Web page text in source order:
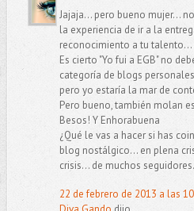
Jajaja... pero bueno mujer...
la experiencia de ir a la
reconocimiento a tu talento...
Es cierto "Yo fui a EGB" no
categoría de blogs
pero yo estaría la mar de
Pero bueno, también molan
Besos! Y Enhorabuena
¿Qué le vas a hacer si has
blog nostálgico... en plena
crisis... de muchos
22 de febrero de 2013 a las